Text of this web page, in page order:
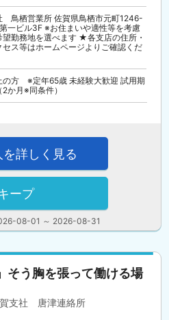
鳥栖営業所 佐賀県鳥栖市元町1246-
一ビル3F ※お住まいや適性等を考慮
望勤務地を選べます ★各支店の住所・
セス等はホームページよりご確認くだ
の方 ※定年65歳 未経験大歓迎 試用期
か月※同条件）
08-01 ～ 2026-08-31
を詳しく見る
ープ
そう胸を張って働ける場
支社 唐津連絡所